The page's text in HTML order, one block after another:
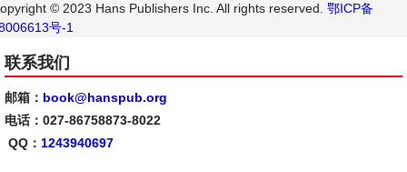
© 2023 Hans Publishers Inc. All rights reserved. 鄂ICP备
号-1
联系我们
邮箱： book@hanspub.org
电话：027-86758873-8022
QQ： 1243940697